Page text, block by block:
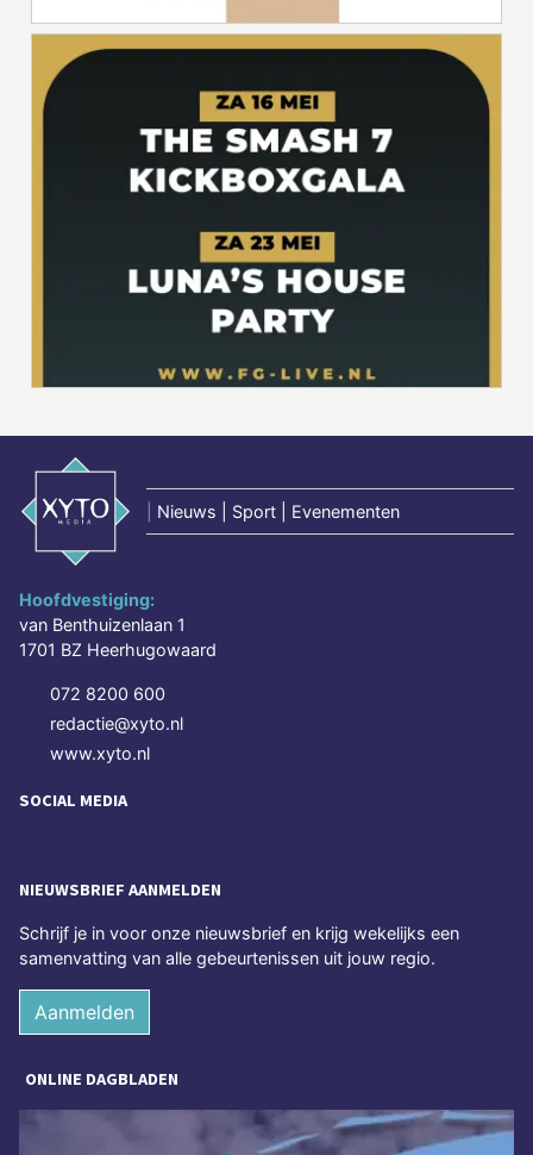
Nieuws | Sport | Evenementen
Hoofdvestiging:
van Benthuizenlaan 1
1701 BZ Heerhugowaard
072 8200 600
redactie@xyto.nl
www.xyto.nl
SOCIAL MEDIA
NIEUWSBRIEF AANMELDEN
Schrijf je in voor onze nieuwsbrief en krijg wekelijks een
samenvatting van alle gebeurtenissen uit jouw regio.
Aanmelden
ONLINE DAGBLADEN